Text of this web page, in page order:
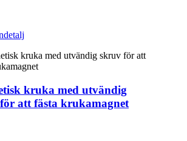
detalj
kruka med utvändig
att fästa krukamagnet